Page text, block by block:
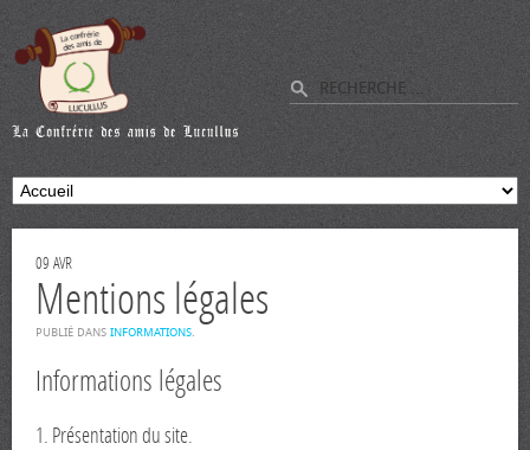
09 AVR
Mentions légales
PUBLIÉ DANS INFORMATIONS.
Informations légales
1. Présentation du site.